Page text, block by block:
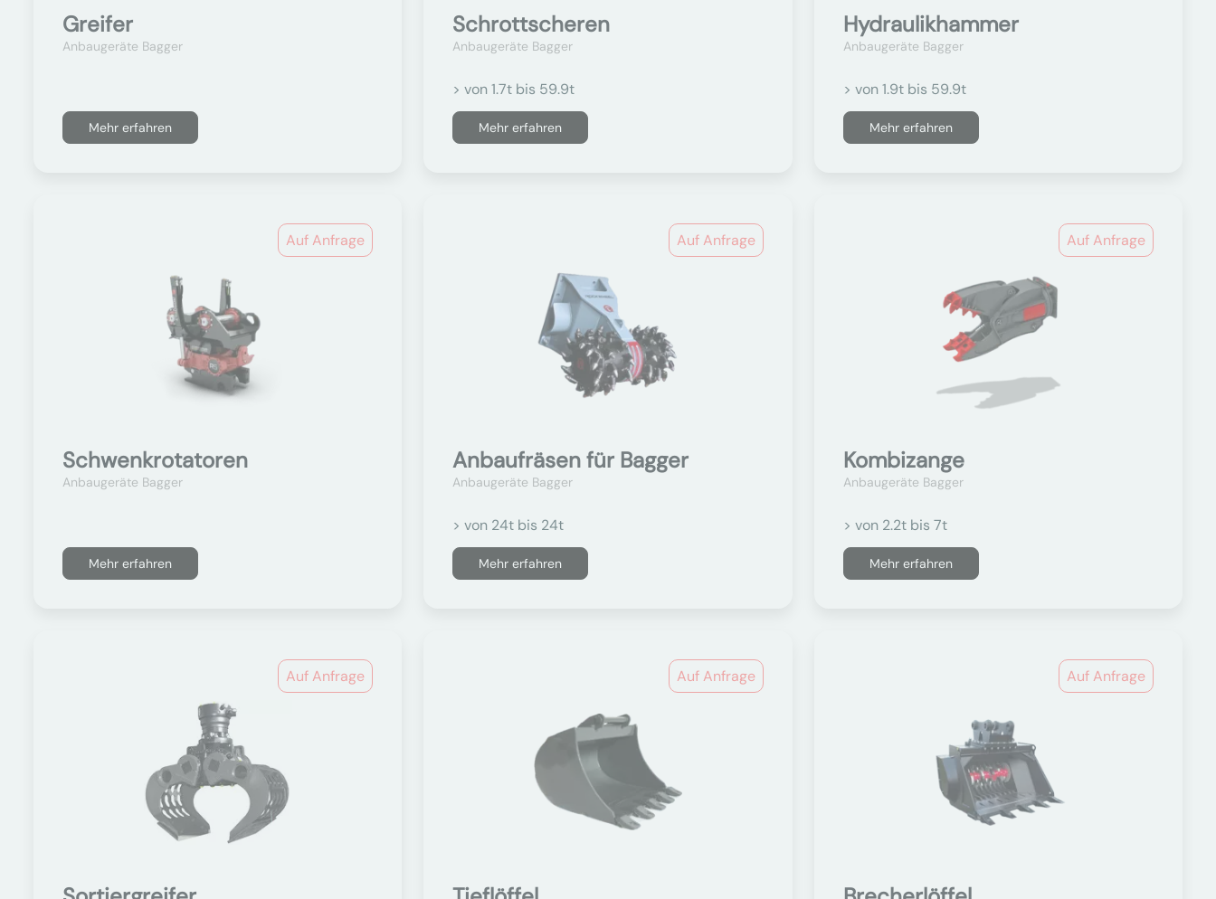
Greifer
Anbaugeräte Bagger
Mehr erfahren
Schrottscheren
Anbaugeräte Bagger
> von 1.7t bis 59.9t
Mehr erfahren
Hydraulikhammer
Anbaugeräte Bagger
> von 1.9t bis 59.9t
Mehr erfahren
Auf Anfrage
Schwenkrotatoren
Anbaugeräte Bagger
Mehr erfahren
Auf Anfrage
Anbaufräsen für Bagger
Anbaugeräte Bagger
> von 24t bis 24t
Mehr erfahren
Auf Anfrage
Kombizange
Anbaugeräte Bagger
> von 2.2t bis 7t
Mehr erfahren
Auf Anfrage Auf Anfrage Auf Anfrage